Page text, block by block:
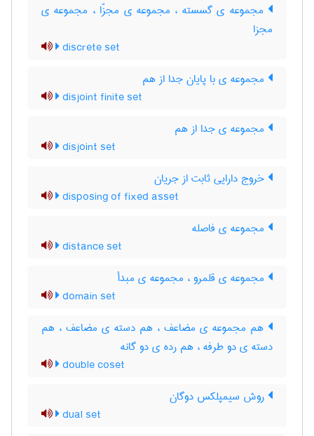
مجموعه ی گسسته ، مجموعه ی مجزّا ، مجموعه ی
مجزا
discrete set
مجموعه ی با پایان جدا از هم
disjoint finite set
مجموعه ی جدا از هم
disjoint set
خروج دارایی ثابت از جریان
disposing of fixed asset
مجموعه ی فاصله
distance set
مجموعه ی قلمرو ، مجموعه ی مبدأ
domain set
هم مجموعه ی مضاعف ، هم دسته ی مضاعف ، هم
دسته ی دو طرفه ، هم رده ی دو گانه
double coset
روش سیمپلکس دوگان
dual set